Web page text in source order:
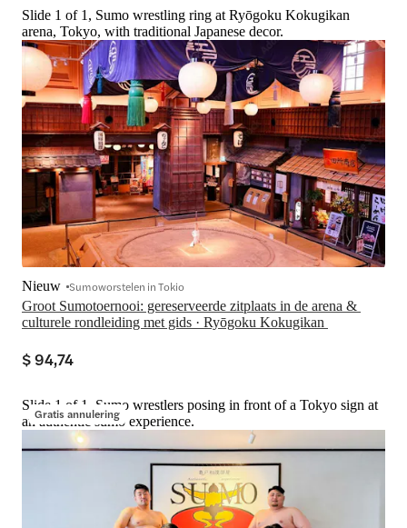
Slide 1 of 1, Sumo wrestling ring at Ryōgoku Kokugikan
arena, Tokyo, with traditional Japanese decor.
Groot Sumotoernooi: gereserveerde zitplaats in de arena &
Nieuw Sumoworstelen in Tokio
$ 94,74
Gratis annulering
Slide 1 of 1, Sumo wrestlers posing in front of a Tokyo sign at
an authentic sumo experience.